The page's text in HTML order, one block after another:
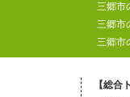
三郷市
三郷市
三郷市
【総合